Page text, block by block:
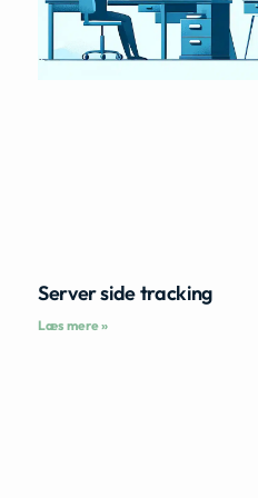
Server side tracking
Læs mere »